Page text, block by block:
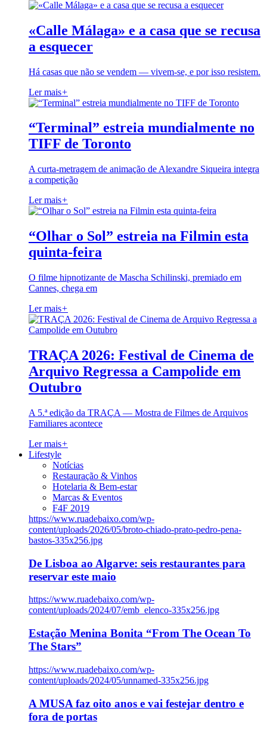
«Calle Málaga» e a casa que se recusa
a esquecer
Há casas que não se vendem — vivem-se, e por isso resistem.
Ler mais+
“Terminal” estreia mundialmente no
TIFF de Toronto
A curta-metragem de animação de Alexandre Siqueira integra
a competição
Ler mais+
“Olhar o Sol” estreia na Filmin esta
quinta-feira
O filme hipnotizante de Mascha Schilinski, premiado em
Cannes, chega em
Ler mais+
TRAÇA 2026: Festival de Cinema de
Arquivo Regressa a Campolide em
Outubro
A 5.ª edição da TRAÇA — Mostra de Filmes de Arquivos
Familiares acontece
Ler mais+
Lifestyle
Notícias
Restauração & Vinhos
Hotelaria & Bem-estar
Marcas & Eventos
F4F 2019
https://www.ruadebaixo.com/wp-
content/uploads/2026/05/broto-chiado-prato-pedro-pena-
bastos-335x256.jpg
De Lisboa ao Algarve: seis restaurantes para
reservar este maio
https://www.ruadebaixo.com/wp-
content/uploads/2024/07/emb_elenco-335x256.jpg
Estação Menina Bonita “From The Ocean To
The Stars”
https://www.ruadebaixo.com/wp-
content/uploads/2024/05/unnamed-335x256.jpg
A MUSA faz oito anos e vai festejar dentro e
fora de portas